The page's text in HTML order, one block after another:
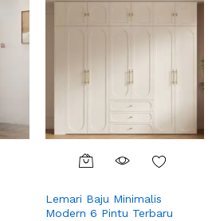
Lemari Baju Minimalis
Modern 6 Pintu Terbaru